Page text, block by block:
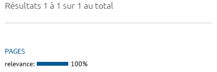
Résultats 1 à 1 sur 1 au total
PAGES
relevance: 100%